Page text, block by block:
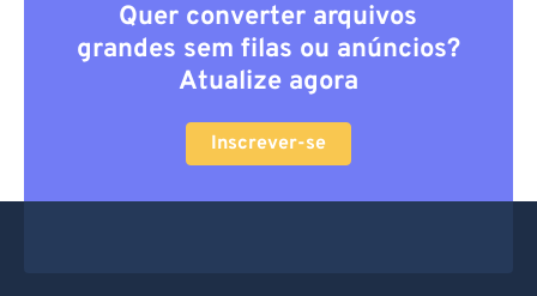
Quer converter arquivos
grandes sem filas ou anúncios?
Atualize agora
Inscrever-se